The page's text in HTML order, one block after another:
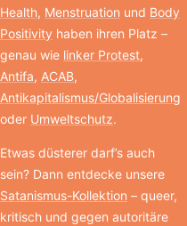
Health, Menstruation und Body
Positivity haben ihren Platz –
genau wie linker Protest,
Antifa, ACAB,
Antikapitalismus/Globalisierung
oder Umweltschutz.
Etwas düsterer darf’s auch
sein? Dann entdecke unsere
Satanismus-Kollektion – queer,
kritisch und gegen autoritäre